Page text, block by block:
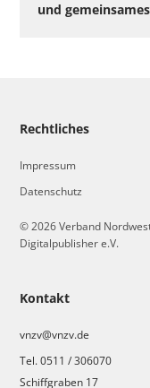
und
Kontakt
vnzv@vnzv.de
Tel. 0511 / 306070
Schiffgraben 17
Rechtliches
Impressum
Datenschutz
© 2026 Verband
Digitalpublisher e.V.